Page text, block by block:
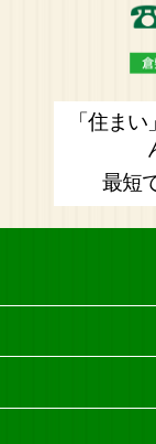
「住ま
最短